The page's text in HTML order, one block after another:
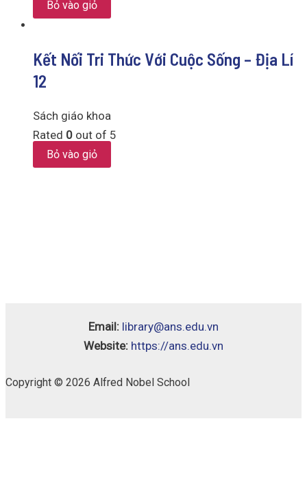
Bỏ vào giỏ
Kết Nối Tri Thức Với Cuộc Sống – Địa Lí
12
Sách giáo khoa
Rated 0 out of 5
Bỏ vào giỏ
Email: library@ans.edu.vn
Website: https://ans.edu.vn
Copyright © 2026 Alfred Nobel School